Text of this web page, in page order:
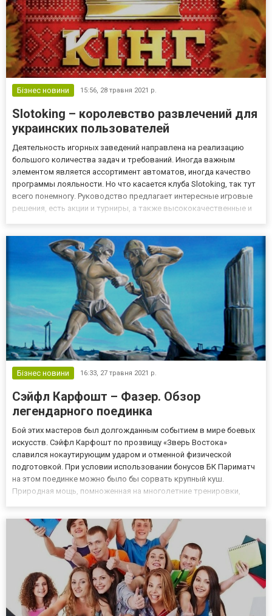
Бізнес новини 15:56, 28 травня 2021 р.
Slotoking – королевство развлечений для
украинских пользователей
Деятельность игорных заведений направлена на реализацию
большого количества задач и требований. Иногда важным
элементом является ассортимент автоматов, иногда качество
программы лояльности. Но что касается клуба Slotoking, так тут
всего понемногу. Руководство предлагает интересные игровые
решения, есть акции и турниры, а также высококачественные и
Бізнес новини 16:33, 27 травня 2021 р.
Сэйфл Карфошт – Фазер. Обзор
легендарного поединка
Бой этих мастеров был долгожданным событием в мире боевых
искусств. Сэйфл Карфошт по прозвищу «Зверь Востока»
славился нокаутирующим ударом и отменной физической
подготовкой. При условии использовании бонусов БК Париматч
на этом поединке можно было бы сорвать крупный куш.
Природная мощь, помноженная на многолетние тренировки,
Уилсона и Джей Тао Мэя Сэйфл с...